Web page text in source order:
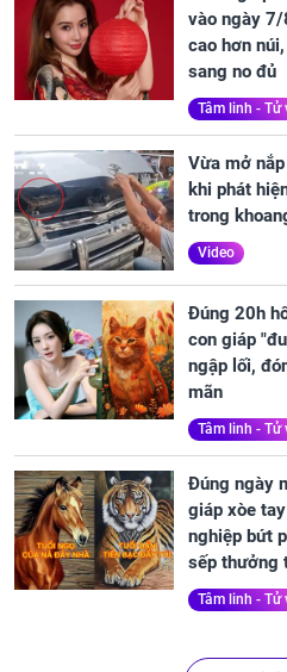
vào ngày
cao hơn
sang no đủ
Tâm linh - Tử
Vừa mở
khi phát
trong
Video
Đúng 20h
con giáp
ngập lối,
mãn
Tâm linh - Tử
Đúng ngày
giáp xòe
nghiệp bứt
sếp thưởng
Tâm linh - Tử